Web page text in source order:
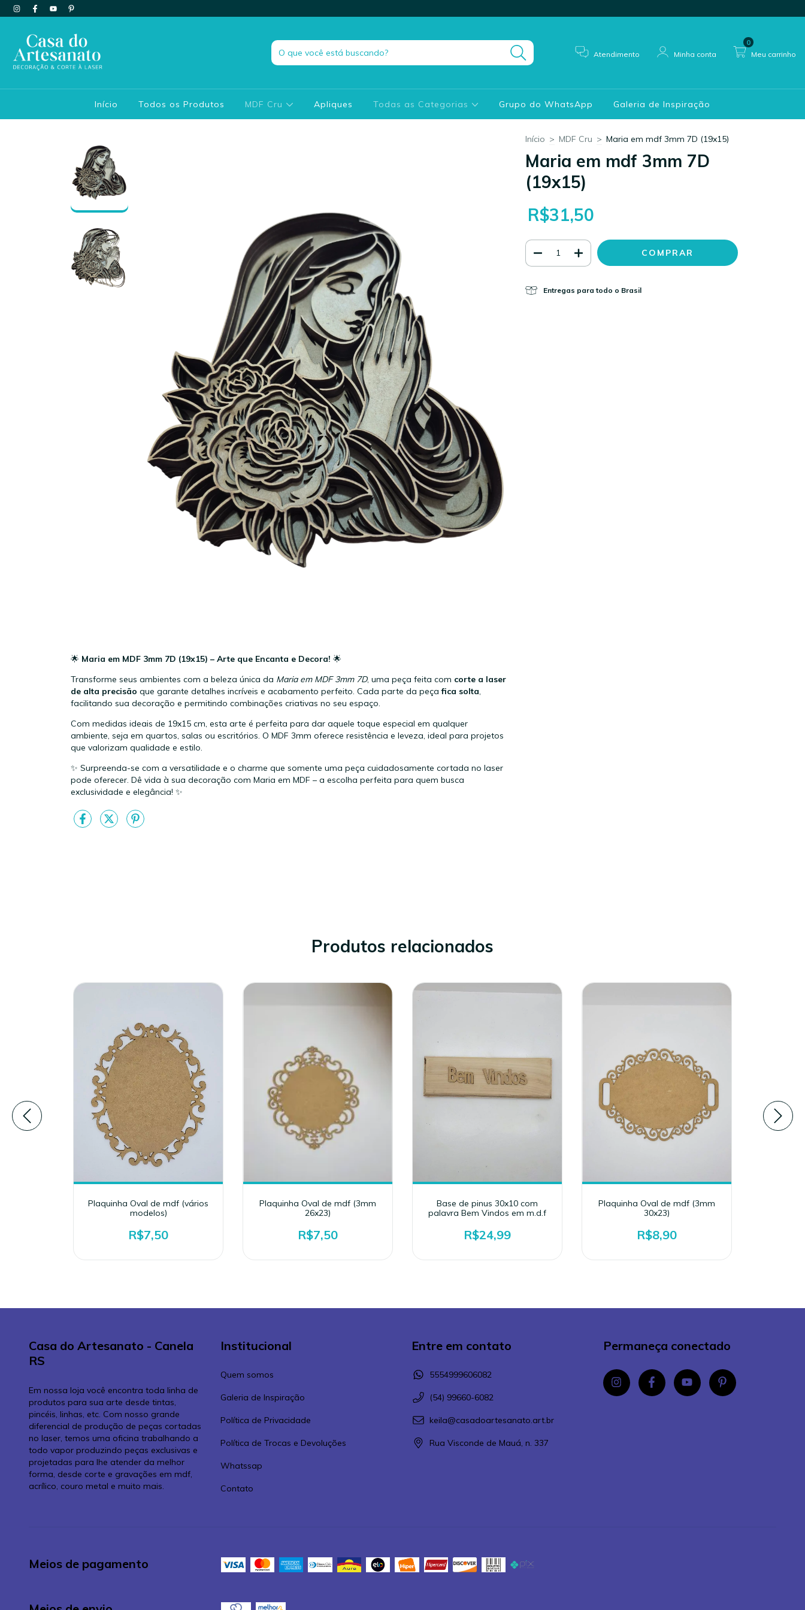
Atendimento Minha conta Meu carrinho
0
Início Todos os Produtos MDF Cru Apliques Todas as Categorias Grupo do WhatsApp Galeria de Inspiração
🌟 Maria em MDF 3mm 7D (19x15) – Arte que Encanta e Decora! 🌟
Transforme seus ambientes com a beleza única da Maria em MDF 3mm 7D, uma peça feita com corte a laser
de alta precisão que garante detalhes incríveis e acabamento perfeito. Cada parte da peçafica solta,
facilitando sua decoração e permitindo combinações criativas no seu espaço.
Com medidas ideais de 19x15 cm, esta arte é perfeita para dar aquele toque especial em qualquer
ambiente, seja em quartos, salas ou escritórios. O MDF 3mm oferece resistência e leveza, ideal para projetos
que valorizam qualidade e estilo.
✨ Surpreenda-se com a versatilidade e o charme que somente uma peça cuidadosamente cortada no laser
pode oferecer. Dê vida à sua decoração com Maria em MDF – a escolha perfeita para quem busca
exclusividade e elegância! ✨
Início > MDF Cru > Maria em mdf 3mm 7D (19x15)
Maria em mdf 3mm 7D
(19x15)
R$31,50
Entregas para todo o Brasil
Produtos relacionados
Plaquinha Oval de mdf (vários
modelos)
R$7,50
Plaquinha Oval de mdf (3mm
26x23)
R$7,50
Base de pinus 30x10 com
palavra Bem Vindos em m.d.f
R$24,99
Plaquinha Oval de mdf (3mm
30x23)
R$8,90
Casa do Artesanato - Canela
RS
Em nossa loja você encontra toda linha de
produtos para sua arte desde tintas,
pincéis, linhas, etc. Com nosso grande
diferencial de produção de peças cortadas
no laser, temos uma oficina trabalhando a
todo vapor produzindo peças exclusivas e
projetadas para lhe atender da melhor
forma, desde corte e gravações em mdf,
acrílico, couro metal e muito mais.
Institucional
Quem somos
Galeria de Inspiração
Política de Privacidade
Política de Trocas e Devoluções
Whatssap
Contato
Entre em contato
5554999606082
(54) 99660-6082
keila@casadoartesanato.art.br
Rua Visconde de Mauá, n. 337
Permaneça conectado
Meios de pagamento